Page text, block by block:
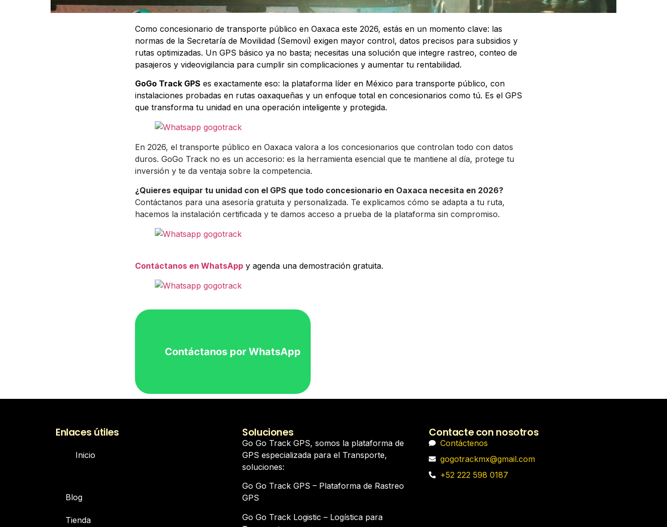
Como concesionario de transporte público en Oaxaca este 2026, estás en un momento clave: las
normas de la Secretaría de Movilidad (Semovi) exigen mayor control, datos precisos para subsidios y
rutas optimizadas. Un GPS básico ya no basta; necesitas una solución que integre rastreo, conteo de
pasajeros y videovigilancia para cumplir sin complicaciones y aumentar tu rentabilidad.
GoGo Track GPS es exactamente eso: la plataforma líder en México para transporte público, con
instalaciones probadas en rutas oaxaqueñas y un enfoque total en concesionarios como tú. Es el GPS
que transforma tu unidad en una operación inteligente y protegida.
En 2026, el transporte público en Oaxaca valora a los concesionarios que controlan todo con datos
duros. GoGo Track no es un accesorio: es la herramienta esencial que te mantiene al día, protege tu
inversión y te da ventaja sobre la competencia.
¿Quieres equipar tu unidad con el GPS que todo concesionario en Oaxaca necesita en 2026?
Contáctanos para una asesoría gratuita y personalizada. Te explicamos cómo se adapta a tu ruta,
hacemos la instalación certificada y te damos acceso a prueba de la plataforma sin compromiso.
Contáctanos en WhatsApp y agenda una demostración gratuita.
Contáctanos por WhatsApp
Enlaces útiles
Inicio
Blog
Tienda
Soluciones
Go Go Track GPS, somos la plataforma de
GPS especializada para el Transporte,
soluciones:
Go Go Track GPS – Plataforma de Rastreo
GPS
Go Go Track Logistic – Logística para
Contacte con nosotros
Contáctenos
gogotrackmx@gmail.com
+52 222 598 0187